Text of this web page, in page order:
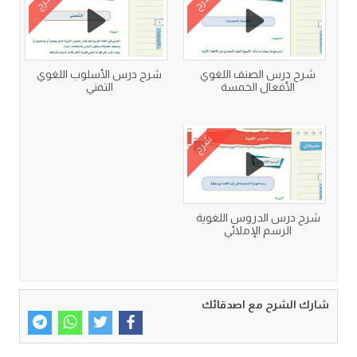
شرح درس الصنف اللغوي
الأفعال الخمسة
شرح درس الأسلوب اللغوي
التمني
شرح
شرح درس الدروس اللغوية
الرسم الإملائي
شارك الشرح مع اصدقائك